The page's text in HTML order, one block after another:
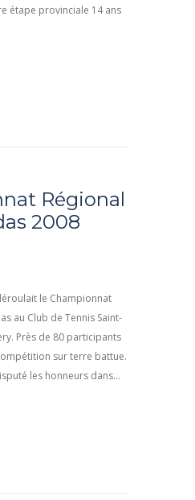
étape provinciale 14 ans
Régional
2008
le Championnat
au Club de Tennis Saint-
Près de 80 participants
sur terre battue.
les honneurs dans...